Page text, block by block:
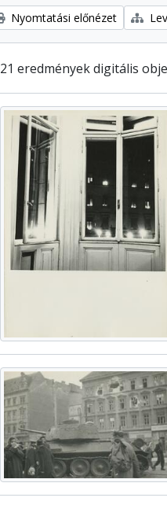
Nyomtatási előnézet
21 eredmények digitális